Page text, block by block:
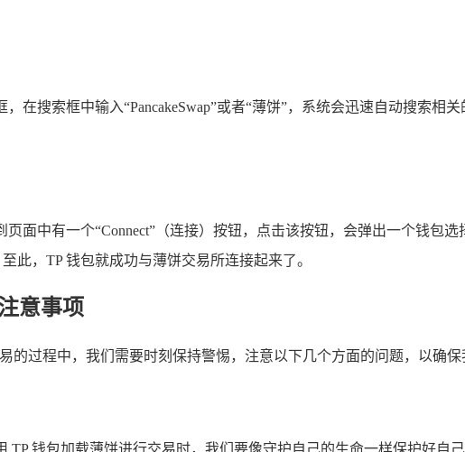
在搜索框中输入“PancakeSwap”或者“薄饼”，系统会迅速自动搜索
面中有一个“Connect”（连接）按钮，点击该按钮，会弹出一个钱包
此，TP 钱包就成功与薄饼交易所连接起来了。
意事项
的过程中，我们需要时刻保持警惕，注意以下几个方面的问题，以确保
TP 钱包加载薄饼进行交易时，我们要像守护自己的生命一样保护好自